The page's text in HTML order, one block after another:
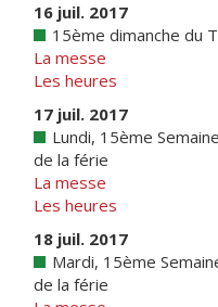
16 juil. 2017
15ème dimanche du
La messe
Les heures
17 juil. 2017
Lundi, 15ème
de la férie
La messe
Les heures
18 juil. 2017
Mardi, 15ème
de la férie